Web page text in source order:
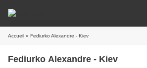
Accueil » Fediurko Alexandre - Kiev
Fediurko Alexandre - Kiev